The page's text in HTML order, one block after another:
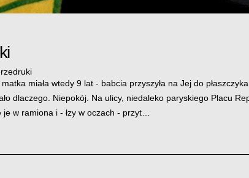
miała wtedy 9 lat - babcia przyszyła na Jej do płaszczyka
dlaczego. Niepokój. Na ulicy, niedaleko paryskiego Placu
w ramiona i - łzy w oczach - przyt…